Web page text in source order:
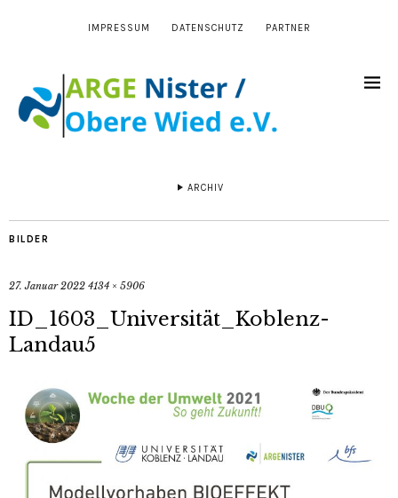
IMPRESSUM DATENSCHUTZ PARTNER
ARCHIV
BILDER
27. Januar 2022 4134 × 5906
ID_1603_Universität_Koblenz-
Landau5